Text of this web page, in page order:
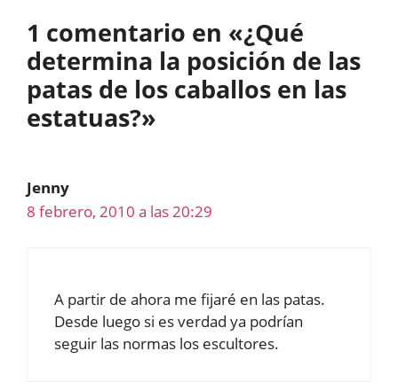
1 comentario en «¿Qué
determina la posición de las
patas de los caballos en las
estatuas?»
Jenny
8 febrero, 2010 a las 20:29
A partir de ahora me fijaré en las patas.
Desde luego si es verdad ya podrían
seguir las normas los escultores.